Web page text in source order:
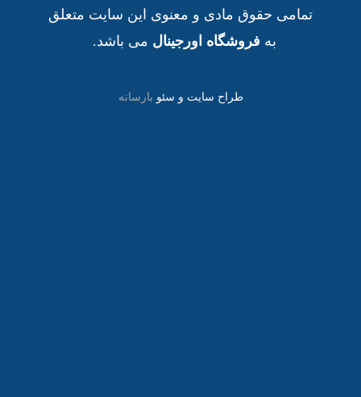
تمامی حقوق مادی و معنوی این سایت متعلق
به فروشگاه اورجینال می باشد.
طراح سایت و سئو بارسانه